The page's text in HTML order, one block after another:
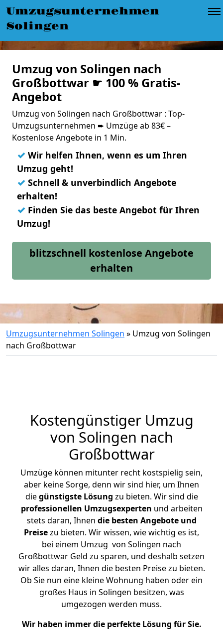
Umzugsunternehmen
Solingen
Umzug von Solingen nach
Großbottwar ☛ 100 % Gratis-
Angebot
Umzug von Solingen nach Großbottwar : Top-
Umzugsunternehmen ➨ Umzüge ab 83€ –
Kostenlose Angebote in 1 Min.
✓ Wir helfen Ihnen, wenn es um Ihren
Umzug geht!
✓ Schnell & unverbindlich Angebote
erhalten!
✓ Finden Sie das beste Angebot für Ihren
Umzug!
blitzschnell kostenlose Angebote
erhalten
Umzugsunternehmen Solingen » Umzug von Solingen
nach Großbottwar
Kostengünstiger Umzug
von Solingen nach
Großbottwar
Umzüge können mitunter recht kostspielig sein,
aber keine Sorge, denn wir sind hier, um Ihnen
diegünstigste Lösung zu bieten. Wir sind die
professionellen Umzugsexperten und arbeiten
stets daran, Ihnen die besten Angebote und
Preisezu bieten. Wir wissen, wie wichtig es ist,
bei einem Umzug von Solingen nach
Großbottwar Geld zu sparen, und deshalb setzen
wir alles daran, Ihnen die besten Preise zu bieten.
Ob Sie nun eine kleine Wohnung haben oder ein
großes Haus in Solingen besitzen, was
umgezogen werden muss.
Wir haben immer die perfekte Lösung für Sie.